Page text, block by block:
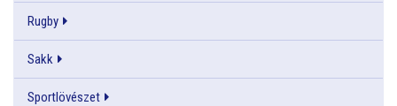
Rugby
Sakk
Sportlövészet